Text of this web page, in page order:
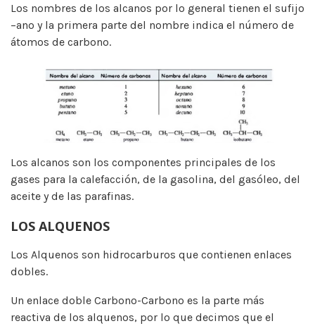
Los nombres de los alcanos por lo general tienen el sufijo
–ano y la primera parte del nombre indica el número de
átomos de carbono.
Los alcanos son los componentes principales de los
gases para la calefacción, de la gasolina, del gasóleo, del
aceite y de las parafinas.
LOS ALQUENOS
Los Alquenos son hidrocarburos que contienen enlaces
dobles.
Un enlace doble Carbono-Carbono es la parte más
reactiva de los alquenos, por lo que decimos que el